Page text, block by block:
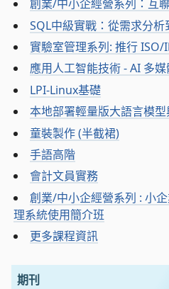
創業/中小企經營系列：互
SQL中級實戰：從需求分
實驗室管理系列: 推行 ISO/
應用人工智能技術 - AI 多
LPI-Linux基礎
本地部署輕量版大語言模型
童裝製作 (半截裙)
手語高階
會計文員實務
創業/中小企經營系列 : 小
理系統使用簡介班
更多課程資訊
期刊